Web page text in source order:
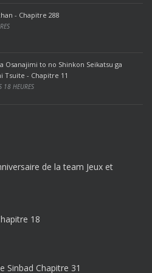
- Chapitre 288
Osanajimi to no Shinkon Seikatsu ga
Tsuite - Chapitre 11
18 HEURES
de la team Jeux et
18
Sinbad Chapitre 31